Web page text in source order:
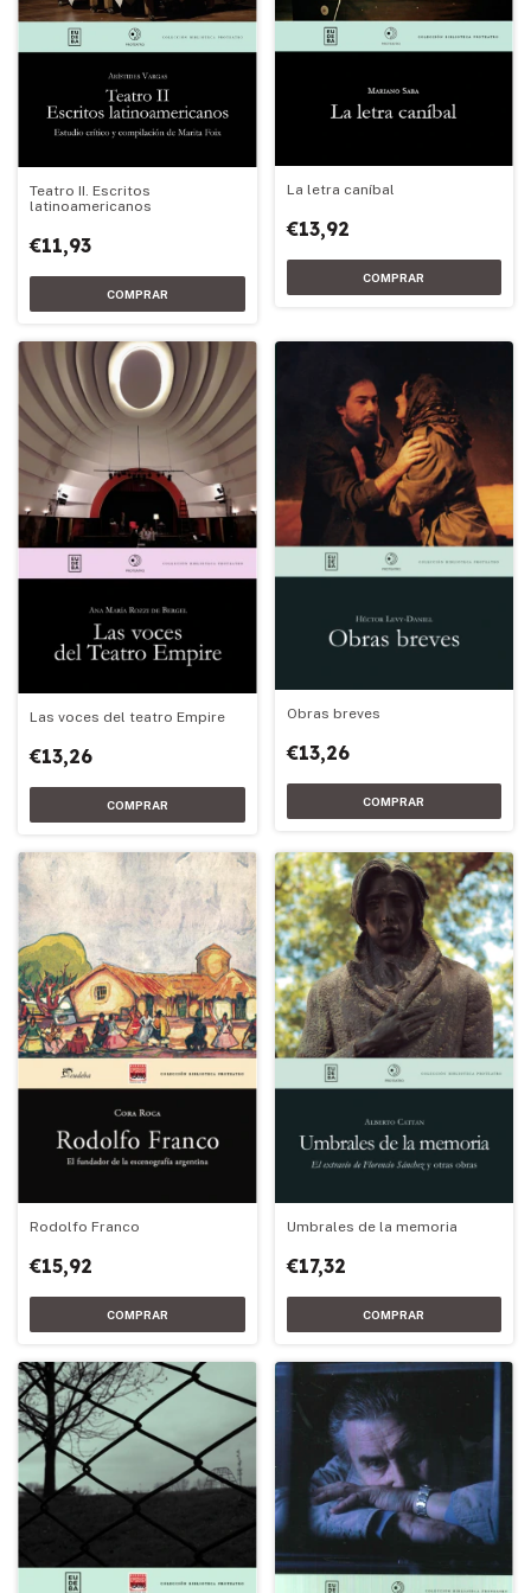
Teatro II. Escritos
latinoamericanos
€11,93
La letra caníbal
€13,92
Las voces del teatro Empire
€13,26
Obras breves
€13,26
Rodolfo Franco
€15,92
Umbrales de la memoria
€17,32